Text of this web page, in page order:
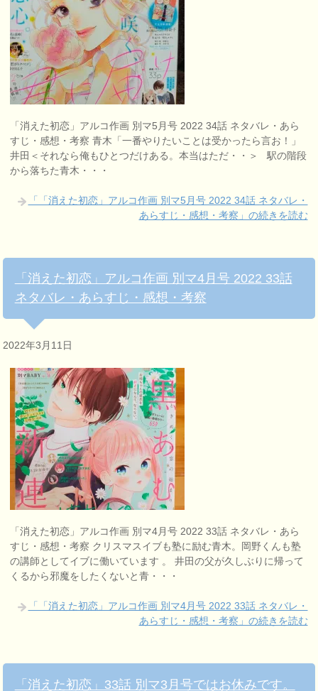
「消えた初恋」アルコ作画 別マ5月号 2022 34話 ネタバレ・あら
すじ・感想・考察 青木「一番やりたいことは受かったら言お！」
井田＜それなら俺もひとつだけある。本当はただ・・＞ 駅の階段
から落ちた青木・・・
「「消えた初恋」アルコ作画 別マ5月号 2022 34話 ネタバレ・
あらすじ・感想・考察」の続きを読む
「消えた初恋」アルコ作画 別マ4月号 2022 33話
ネタバレ・あらすじ・感想・考察
2022年3月11日
「消えた初恋」アルコ作画 別マ4月号 2022 33話 ネタバレ・あら
すじ・感想・考察 クリスマスイブも塾に励む青木。岡野くんも塾
の講師としてイブに働いています 。 井田の父が久しぶりに帰って
くるから邪魔をしたくないと青・・・
「「消えた初恋」アルコ作画 別マ4月号 2022 33話 ネタバレ・
あらすじ・感想・考察」の続きを読む
「消えた初恋」33話 別マ3月号ではお休みです。